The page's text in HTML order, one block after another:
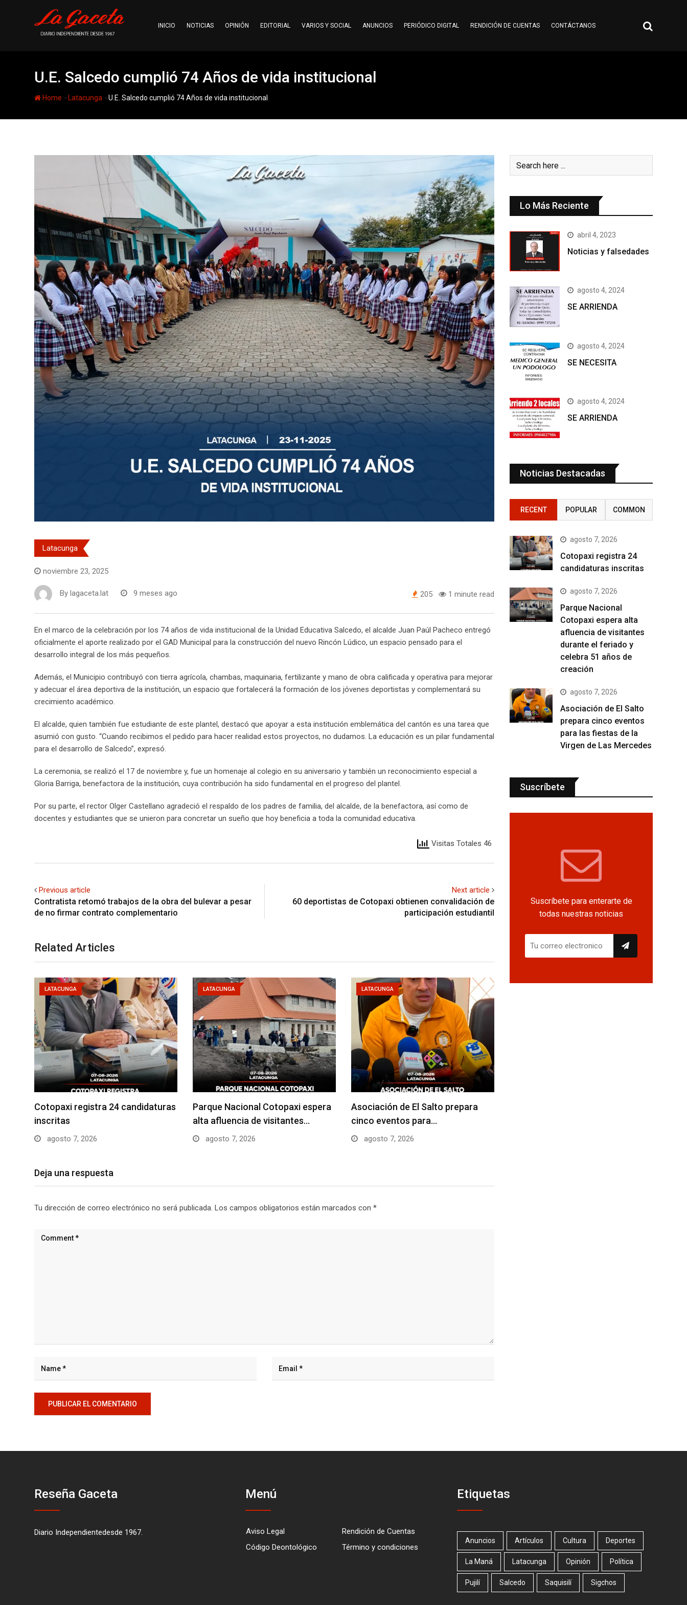
INICIO NOTICIAS OPINIÓN EDITORIAL VARIOS Y SOCIAL ANUNCIOS PERIÓDICO DIGITAL RENDICIÓN DE CUENTAS CONTÁCTANOS
U.E. Salcedo cumplió 74 Años de vida institucional
Home - Latacunga -U.E. Salcedo cumplió 74 Años de vida institucional
Latacunga
noviembre 23, 2025
By lagaceta.lat 9 meses ago 205 1 minute read
En el marco de la celebración por los 74 años de vida institucional de la Unidad Educativa Salcedo, el alcalde Juan Paúl Pacheco entregó
oficialmente el aporte realizado por el GAD Municipal para la construcción del nuevo Rincón Lúdico, un espacio pensado para el
desarrollo integral de los más pequeños.
Además, el Municipio contribuyó con tierra agrícola, chambas, maquinaria, fertilizante y mano de obra calificada y operativa para mejorar
y adecuar el área deportiva de la institución, un espacio que fortalecerá la formación de los jóvenes deportistas y complementará su
crecimiento académico.
El alcalde, quien también fue estudiante de este plantel, destacó que apoyar a esta institución emblemática del cantón es una tarea que
asumió con gusto. “Cuando recibimos el pedido para hacer realidad estos proyectos, no dudamos. La educación es un pilar fundamental
para el desarrollo de Salcedo”, expresó.
La ceremonia, se realizó el 17 de noviembre y, fue un homenaje al colegio en su aniversario y también un reconocimiento especial a
Gloria Barriga, benefactora de la institución, cuya contribución ha sido fundamental en el progreso del plantel.
Por su parte, el rector Olger Castellano agradeció el respaldo de los padres de familia, del alcalde, de la benefactora, así como de
docentes y estudiantes que se unieron para concretar un sueño que hoy beneficia a toda la comunidad educativa.
Visitas Totales 46
Previous article
Contratista retomó trabajos de la obra del bulevar a pesar
de no firmar contrato complementario
Next article
60 deportistas de Cotopaxi obtienen convalidación de
participación estudiantil
Related Articles
LATACUNGA
Cotopaxi registra 24 candidaturas
inscritas
agosto 7, 2026
LATACUNGA
Parque Nacional Cotopaxi espera
alta afluencia de visitantes…
agosto 7, 2026
LATACUNGA
Asociación de El Salto prepara
cinco eventos para…
agosto 7, 2026
Deja una respuesta
Tu dirección de correo electrónico no será publicada. Los campos obligatorios están marcados con *
Lo Más Reciente
abril 4, 2023
Noticias y falsedades
agosto 4, 2024
SE ARRIENDA
agosto 4, 2024
SE NECESITA
agosto 4, 2024
SE ARRIENDA
Noticias Destacadas
RECENT POPULAR COMMON
agosto 7, 2026
Cotopaxi registra 24
candidaturas inscritas
agosto 7, 2026
Parque Nacional
Cotopaxi espera alta
afluencia de visitantes
durante el feriado y
celebra 51 años de
creación
agosto 7, 2026
Asociación de El Salto
prepara cinco eventos
para las fiestas de la
Virgen de Las Mercedes
Suscríbete
Suscríbete para enterarte de
todas nuestras noticias
Reseña Gaceta
Diario Independientedesde 1967.
Menú
Aviso Legal
Rendición de Cuentas
Código Deontológico
Término y condiciones
Etiquetas
Anuncios Artículos Cultura Deportes
La Maná Latacunga Opinión Política
Pujilí Salcedo Saquisilí Sigchos